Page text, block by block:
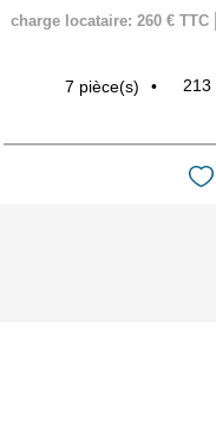
charge locataire: 260 € TTC
7 pièce(s) 213